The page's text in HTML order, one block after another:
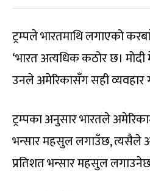
ट्रम्पले भारतमाथि लगाएको
‘भारत अत्यधिक कठोर छ। मोदी
उनले अमेरिकासँग सही व्यवहार
ट्रम्पका अनुसार भारतले
भन्सार महसुल लगाउँछ, त्यसैले
प्रतिशत भन्सार महसुल